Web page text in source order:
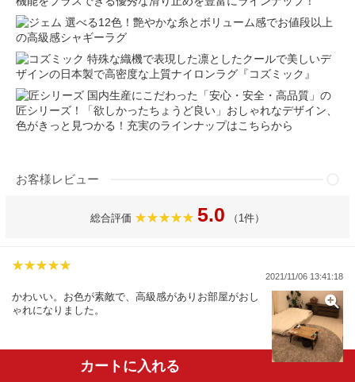
選べる12色！艶やかな糸とボリューム感でお値段以上
の高級感シャギーラグ
特殊な織機で表現した凛としたクールで美しいデ
ザインの日本製で高密度な上質ナイロンラグ『コズミック』
国内生産にこだわった「安心・安全・高品質」の
匠シリーズ！「欲しかったちょうど良い」おしゃれなデザイン、
色がきっと見つかる！充実のラインナップはこちらから
お客様レビュー
総合評価 5.0 （1件）
2021/11/06 13:41:18
かわいい。お色が素敵で、高級感がありお部屋がおし
ゃれになりました。
カートに入れる